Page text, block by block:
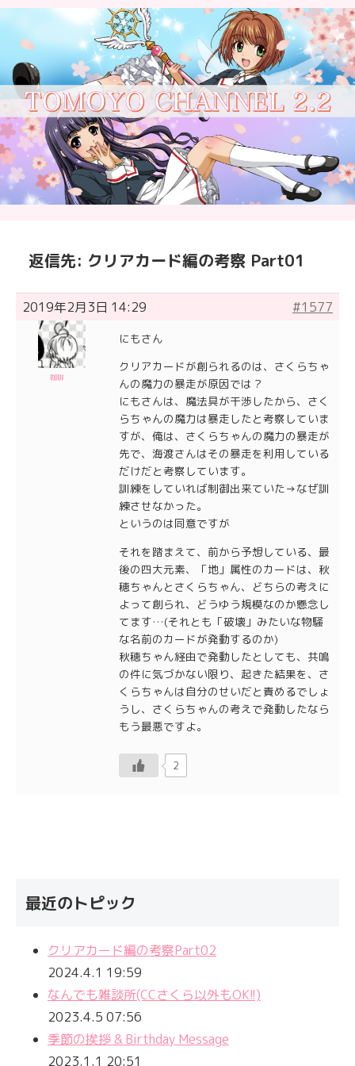
返信先: クリアカード編の考察 Part01
2019年2月3日 14:29 #1577
珈琲
にもさん
クリアカードが創られるのは、さくらちゃ
んの魔力の暴走が原因では？
にもさんは、魔法具が干渉したから、さく
らちゃんの魔力は暴走したと考察していま
すが、俺は、さくらちゃんの魔力の暴走が
先で、海渡さんはその暴走を利用している
だけだと考察しています。
訓練をしていれば制御出来ていた→なぜ訓
練させなかった。
というのは同意ですが
それを踏まえて、前から予想している、最
後の四大元素、「地」属性のカードは、秋
穂ちゃんとさくらちゃん、どちらの考えに
よって創られ、どうゆう規模なのか懸念し
てます…(それとも「破壊」みたいな物騒
な名前のカードが発動するのか)
秋穂ちゃん経由で発動したとしても、共鳴
の件に気づかない限り、起きた結果を、さ
くらちゃんは自分のせいだと責めるでしょ
うし、さくらちゃんの考えで発動したなら
もう最悪ですよ。
2
最近のトピック
クリアカード編の考察Part02
2024.4.1 19:59
なんでも雑談所(CCさくら以外もOK!!)
2023.4.5 07:56
季節の挨拶 & Birthday Message
2023.1.1 20:51